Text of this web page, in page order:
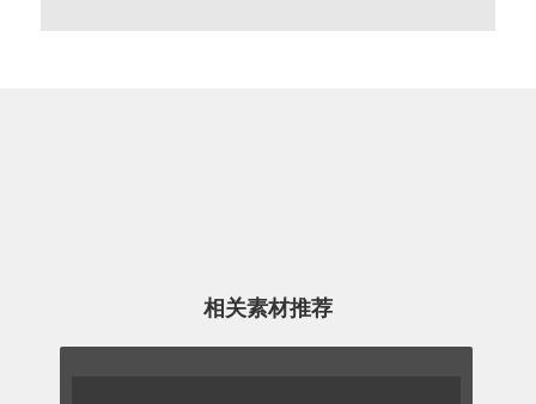
相关素材推荐